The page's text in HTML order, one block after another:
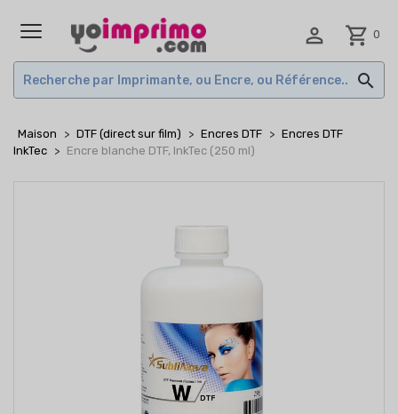
 shopping_cart 0

Maison DTF (direct sur film) Encres DTF
Encres DTF
InkTec
Encre blanche DTF, InkTec (250 ml)